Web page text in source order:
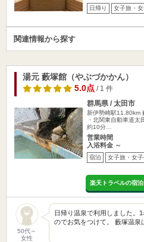
日帰り 女子旅・
関連情報から探す
湯元 藪塚館（やぶづかかん）
5.0点/ 1 件
群馬県 / 太田市
新伊勢崎駅11.80km
・北関東自動車道
約10分…
営業時間
入浴料金 ～
宿泊 女子旅・女
楽天トラベルの宿
50代～
女性
日帰り温泉で利用しました。
のでお気をつけて。 藪塚温泉